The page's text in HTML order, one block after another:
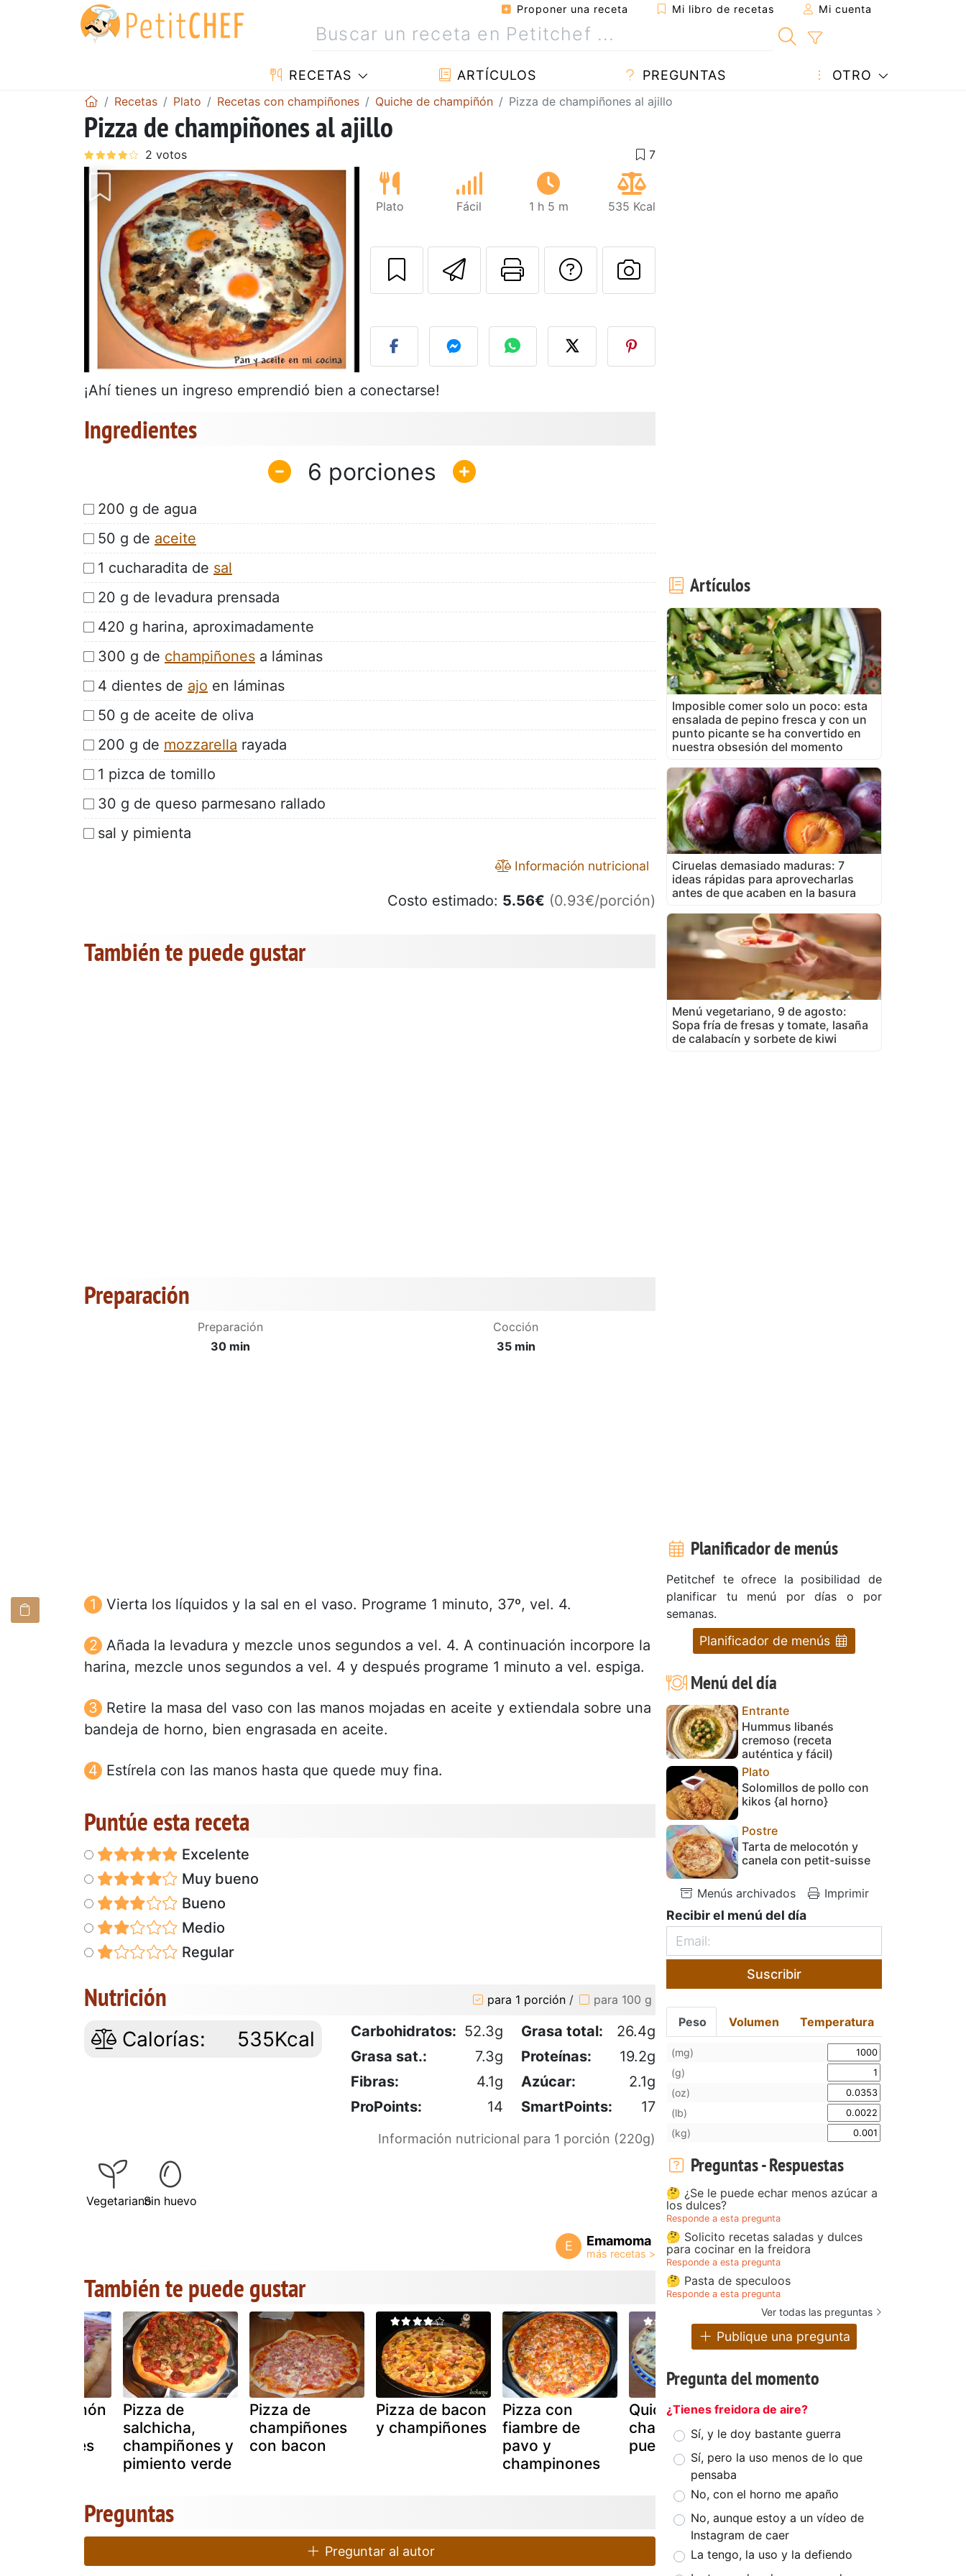
Proponer una receta Mi libro de recetas Mi cuenta
RECETAS ARTÍCULOS PREGUNTAS OTRO
Recetas Plato Recetas con champiñones Quiche de champiñón Pizza de champiñones al ajillo
Pizza de champiñones al ajillo
Plato Fácil 1 h 5 m 535 Kcal
Enviar esta receta a un amigo
Imprimir esta página
Preguntar al autor
Publicar la foto de esta receta
¡Ahí tienes un ingreso emprendió bien a conectarse!
Ingredientes
6
200 g de agua
50 g de aceite
1 cucharadita de sal
20 g de levadura prensada
420 g harina, aproximadamente
300 g de champiñones a láminas
4 dientes de ajo en láminas
50 g de aceite de oliva
200 g de mozzarella rayada
1 pizca de tomillo
30 g de queso parmesano rallado
sal y pimienta
Información nutricional
Costo estimado: 5.56€ (0.93€/porción)
También te puede gustar
Preparación
Preparación
30 min
Cocción
35 min
Vierta los líquidos y la sal en el vaso. Programe 1 minuto, 37º, vel. 4.
Añada la levadura y mezcle unos segundos a vel. 4. A continuación incorpore la
harina, mezcle unos segundos a vel. 4 y después programe 1 minuto a vel. espiga.
Retire la masa del vaso con las manos mojadas en aceite y extiendala sobre una
bandeja de horno, bien engrasada en aceite.
Estírela con las manos hasta que quede muy fina.
Puntúe esta receta
Excelente
Muy bueno
Bueno
Medio
Regular
Nutrición para 1 porción / para 100 g
Calorías: 535Kcal Carbohidratos: 52.3g Grasa total:
26.4g
Grasa sat.:
7.3g Proteínas:
19.2g
Fibras:
4.1g Azúcar:
2.1g
ProPoints:
14 SmartPoints: 17
Información nutricional para 1 porción (220g)
VegetarianoSin huevo
E Emamoma
También te puede gustar
de jamón
Pizza de
salchicha,
champiñones y
pimiento verde
Pizza de
champiñones
con bacon
Pizza de bacon
y champiñones
Pizza con
fiambre de
pavo y
champinones
Quiché de
champiñones,
puerro y bacon
Quiche de
bacon y
champiñones
Preguntas
Preguntar al autor
Artículos
Imposible comer solo un poco: esta
ensalada de pepino fresca y con un
punto picante se ha convertido en
nuestra obsesión del momento
Ciruelas demasiado maduras: 7
ideas rápidas para aprovecharlas
antes de que acaben en la basura
Menú vegetariano, 9 de agosto:
Sopa fría de fresas y tomate, lasaña
de calabacín y sorbete de kiwi
Planificador de menús
Petitchef te ofrece la posibilidad de
planificar tu menú por días o por
semanas.
Planificador de menús
Menú del día
Entrante
Hummus libanés
cremoso (receta
auténtica y fácil)
Plato
Solomillos de pollo con
kikos {al horno}
Postre
Tarta de melocotón y
canela con petit-suisse
Menús archivados Imprimir
Recibir el menú del día
Suscribir
Peso Volumen Temperatura
(mg)
(g)
(oz)
(lb)
(kg)
Preguntas - Respuestas
🤔 ¿Se le puede echar menos azúcar a
los dulces?
Responde a esta pregunta
🤔 Solicito recetas saladas y dulces
para cocinar en la freidora
Responde a esta pregunta
🤔 Pasta de speculoos
Responde a esta pregunta
Ver todas las preguntas
Publique una pregunta
Pregunta del momento
¿Tienes freidora de aire?
Sí, y le doy bastante guerra
Sí, pero la uso menos de lo que
pensaba
No, con el horno me apaño
No, aunque estoy a un vídeo de
Instagram de caer
La tengo, la uso y la defiendo